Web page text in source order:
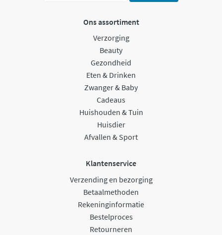
Ons assortiment
Verzorging
Beauty
Gezondheid
Eten & Drinken
Zwanger & Baby
Cadeaus
Huishouden & Tuin
Huisdier
Afvallen & Sport
Klantenservice
Verzending en bezorging
Betaalmethoden
Rekeninginformatie
Bestelproces
Retourneren